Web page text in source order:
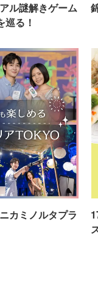
ル謎解きゲーム
る！
カミノルタプラ